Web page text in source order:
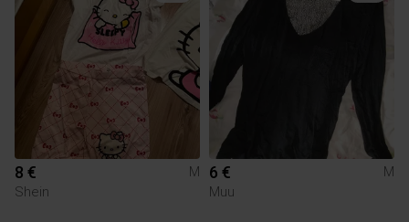
8 €
M
Shein
6 €
M
Muu